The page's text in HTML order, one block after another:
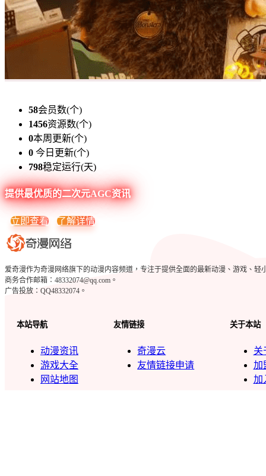
58会员数(个)
1456资源数(个)
0本周更新(个)
0 今日更新(个)
798稳定运行(天)
提供最优质的二次元AGC资讯
立即查看 了解详情
爱奇漫作为奇漫网络旗下的动漫内容频道，专注于提供全面的最新动漫、游戏、轻
商务合作邮箱：48332074@qq.com。
广告投放：QQ48332074。
本站导航
动漫资讯
游戏大全
网站地图
友情链接
奇漫云
友情链接申请
关于本站
关
加
加